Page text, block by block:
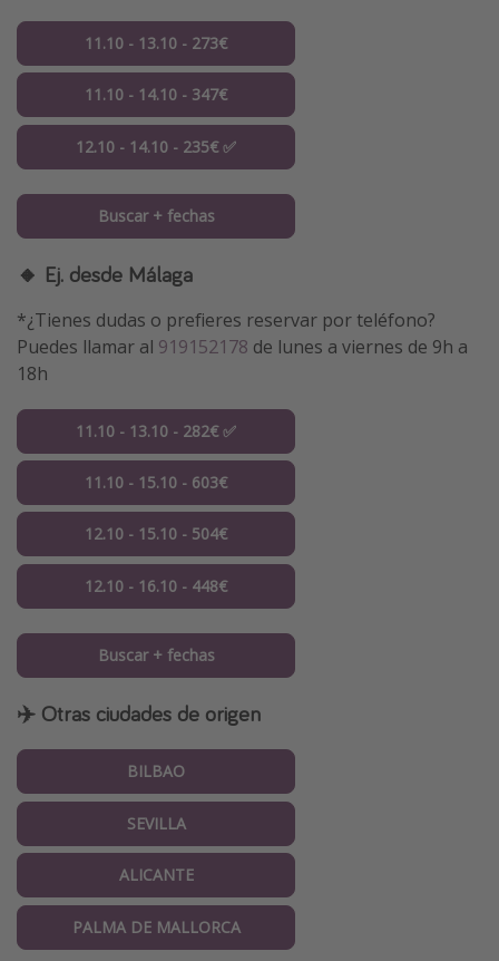
11.10 - 13.10 - 273€
11.10 - 14.10 - 347€
12.10 - 14.10 - 235€ ✅
Buscar + fechas
🔸 Ej. desde Málaga
*¿Tienes dudas o prefieres reservar por teléfono?
Puedes llamar al 919152178 de lunes a viernes de 9h a
18h
11.10 - 13.10 - 282€ ✅
11.10 - 15.10 - 603€
12.10 - 15.10 - 504€
12.10 - 16.10 - 448€
Buscar + fechas
✈️ Otras ciudades de origen
BILBAO
SEVILLA
ALICANTE
PALMA DE MALLORCA